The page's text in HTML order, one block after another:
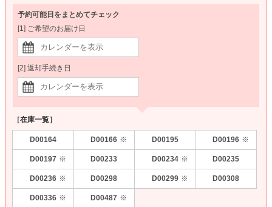
予約可能日をまとめてチェック
[1] ご希望のお届け日
[2] 返却手続き日
［在庫一覧］
D00164 D00166 ※ D00195 D00196 ※
D00197 ※ D00233 D00234 ※ D00235
D00236 ※ D00298 D00299 ※ D00308
D00336 ※ D00487 ※